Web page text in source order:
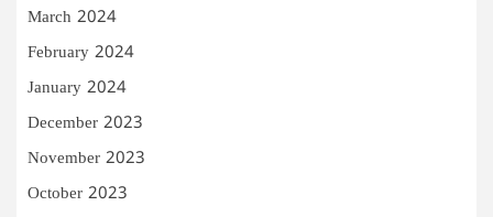
March 2024
February 2024
January 2024
December 2023
November 2023
October 2023